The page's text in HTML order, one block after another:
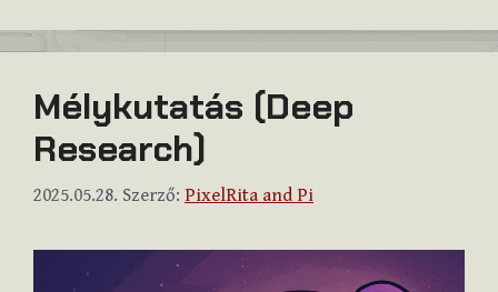
Mélykutatás (Deep
Research)
2025.05.28. Szerző: PixelRita and Pi